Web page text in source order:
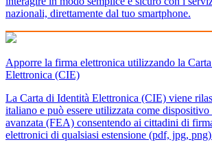
nazionali, direttamente dal tuo smartphone.
Apporre la firma elettronica utilizzando la Carta
Elettronica (CIE)
La Carta di Identità Elettronica (CIE) viene
italiano e può essere utilizzata come
avanzata (FEA) consentendo ai cittadini di
elettronici di qualsiasi estensione (pdf, jpg,